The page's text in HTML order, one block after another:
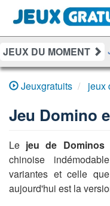
JEUX DU MOMENT
DAMES RAMI
Jeuxgratuits jeux
Jeu Domino
Le jeu de Dominos
chinoise
variantes et celle
aujourd'hui est la